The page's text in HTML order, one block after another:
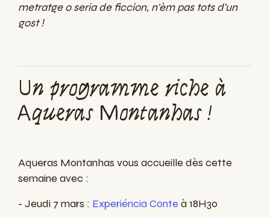
metratge o seria de ficcion, n'èm pas tots d'un
gost !
Un programme riche à
Aqueras Montanhas !
Aqueras Montanhas vous accueille dès cette
semaine avec :
- Jeudi 7 mars : Experiéncia Conte à 18H30